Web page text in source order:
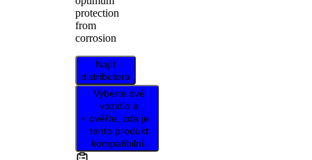
protection
from
corrosion
Najít
distributora
Vyberte své
vozidlo a
ověřte, zda je
tento produkt
kompatibilní.